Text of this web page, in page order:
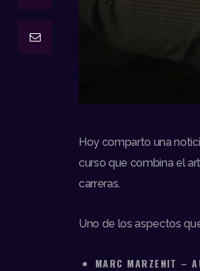
Hoy comparto una
curso que combina el
carreras.
Uno de los aspectos
MARC MARZENIT –